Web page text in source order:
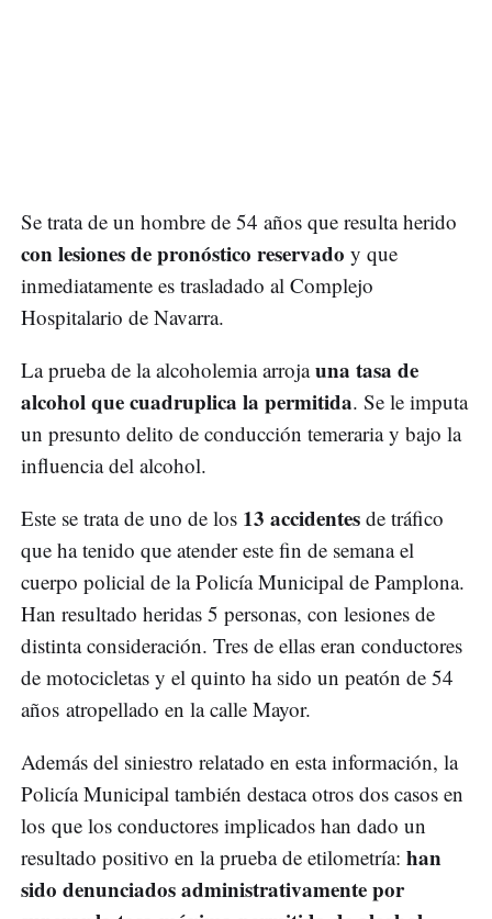
Se trata de un hombre de 54 años que resulta herido
con lesiones de pronóstico reservado y que
inmediatamente es trasladado al Complejo
Hospitalario de Navarra.
La prueba de la alcoholemia arrojauna tasa de
alcohol que cuadruplica la permitida. Se le imputa
un presunto delito de conducción temeraria y bajo la
influencia del alcohol.
Este se trata de uno de los 13 accidentes de tráfico
que ha tenido que atender este fin de semana el
cuerpo policial de la Policía Municipal de Pamplona.
Han resultado heridas 5 personas, con lesiones de
distinta consideración. Tres de ellas eran conductores
de motocicletas y el quinto ha sido un peatón de 54
años atropellado en la calle Mayor.
Además del siniestro relatado en esta información, la
Policía Municipal también destaca otros dos casos en
los que los conductores implicados han dado un
resultado positivo en la prueba de etilometría: han
sido denunciados administrativamente por